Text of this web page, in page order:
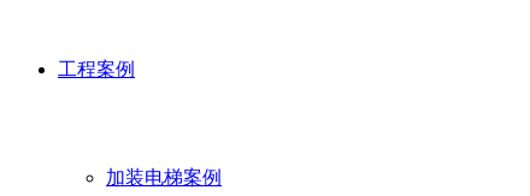
工程案例
加装电梯案例